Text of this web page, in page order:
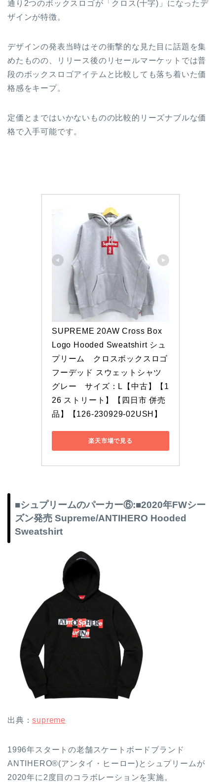
通り2つのボックスロゴが「クロス(十字)」になったデ
ザインが特徴。
デザインの発表当時はその衝撃的な見た目に話題を集
めたものの、リリース後のリセールマーケットでは普
段のボックスロゴアイテムと比較しても落ち着いた価
格感をキープ。
定価とまではいかないものの比較的リーズナブルな価
格で入手可能です。
SUPREME 20AW Cross Box
Logo Hooded Sweatshirt シュ
プリーム　クロスボックスロゴ
フーデッド スウェットシャツ
グレー　サイズ：L【中古】【1
26 ストリート】【四日市 併売
品】【126-230929-02USH】
楽天市場で見る
■シュプリームのパーカー⑥:■2020年FWシー
ズン発売 Supreme/ANTIHERO Hooded
Sweatshirt
出典：supreme
1996年スタートの老舗スケートボードブランド
ANTIHERO®(アンタイ・ヒーロー)とシュプリームが
2020年に2度目のコラボレーションを実施。